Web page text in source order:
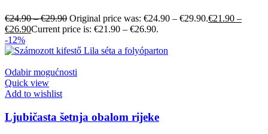
€24.90–€29.90 Original price was: €24.90 – €29.90.€21.90 –
€26.90Current price is: €21.90 – €26.90.
-12%
Odabir mogućnosti
Quick view
Add to wishlist
Ljubičasta šetnja obalom rijeke